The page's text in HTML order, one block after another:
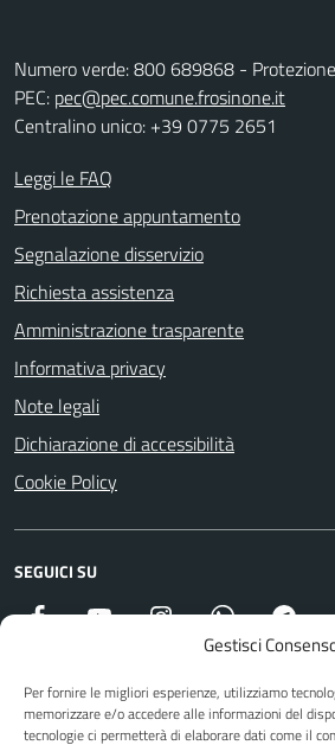
Gestisci
Per fornire le migliori esperienze, utilizziamo
memorizzare e/o accedere alle informazioni del
tecnologie ci permetterà di elaborare dati come il
Numero verde: 800 689868 -
PEC: pec@pec.comune.frosinone.it
Centralino unico: +39 0775 2651
Leggi le FAQ
Prenotazione appuntamento
Segnalazione disservizio
Richiesta assistenza
Amministrazione trasparente
Informativa privacy
Note legali
Dichiarazione di accessibilità
Cookie Policy
SEGUICI SU
FacebookYouTubeInstagramWhatsApp
Attuazione Misure PNRR